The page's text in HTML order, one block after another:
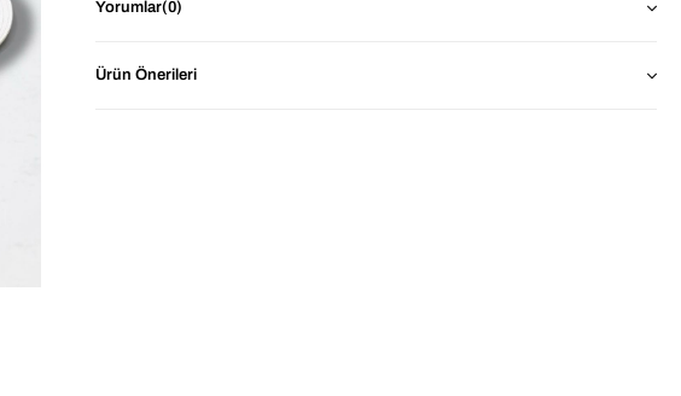
havalarda konfor sağlar.
Yorumlar(0)
Ürün Önerileri